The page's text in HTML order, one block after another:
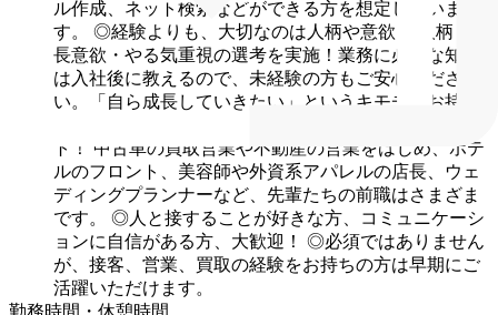
ル作成、ネット検索などができる方を想定していま
す。
◎経験よりも、大切なのは人柄や意欲！
人柄・成
長意欲・やる気重視の選考を実施！業務に必要な知識
は入社後に教えるので、未経験の方もご安心くださ
い。「自ら成長していきたい」というキモチをお持ち
ト！
中古車の買取営業や不動産の営業をはじめ、ホテ
ルのフロント、美容師や外資系アパレルの店長、ウェ
ディングプランナーなど、先輩たちの前職はさまざま
です。
◎人と接することが好きな方、コミュニケーシ
ョンに自信がある方、大歓迎！
◎必須ではありません
が、接客、営業、買取の経験をお持ちの方は早期にご
活躍いただけます。